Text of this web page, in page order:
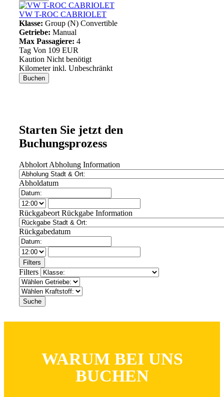
VW T-ROC CABRIOLET
Klasse: Group (N) Convertible
Getriebe: Manual
Max Passagiere: 4
Tag Von 109 EUR
Kaution Nicht benötigt
Kilometer inkl. Unbeschränkt
Buchen
Starten Sie jetzt den
Buchungsprozess
Abholort Abholung Information
Abholdatum
Rückgabeort Rückgabe Information
Rückgabedatum
Filters
Filters
Suche
WARUM BEI UNS
BUCHEN